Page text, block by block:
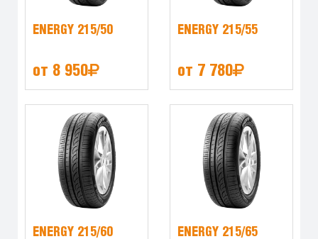
ENERGY 215/50
от 8 950
ENERGY 215/55
от 7 780
ENERGY 215/60 ENERGY 215/65